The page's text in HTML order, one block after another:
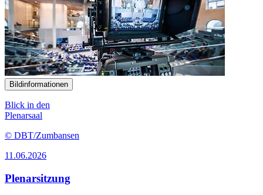
Bildinformationen
Blick in den
Plenarsaal
© DBT/Zumbansen
11.06.2026
Plenarsitzung